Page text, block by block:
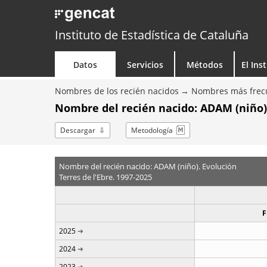
Instituto de Estadística de Cataluña
Datos Servicios Métodos El
Nombres de los recién nacidos Nombres más
Nombre del recién nacido: ADAM
Descargar Metodología
Nombre del recién nacido: ADAM (niño). Evolución
Terres de l'Ebre. 1997-2025
2025
2024